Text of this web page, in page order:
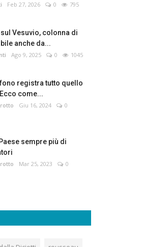
Feb 27, 2026 0 795
sul Vesuvio, colonna di
anche da...
Ago 9, 2025 0 1045
registra tutto quello
come...
Giu 16, 2024
0
sempre più di
Mar 25, 2023
0